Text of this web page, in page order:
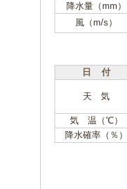
降水量（mm）
風（m/s）
日 付
天 気
気 温（℃）
降水確率（％）